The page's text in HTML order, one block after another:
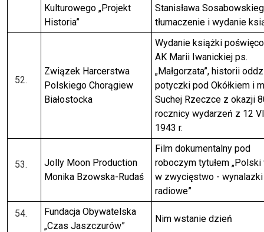
Kulturowego „Projekt
Historia”
Stanisława
tłumaczenie i wydanie
Związek Harcerstwa
Polskiego Chorągiew
Białostocka
Wydanie książki
AK Marii Iwanickiej ps.
„Małgorzata”, historii
potyczki pod Okółkiem i
Suchej Rzeczce z okazji
rocznicy wydarzeń z 12
1943 r.
Jolly Moon Production
Monika Bzowska-Rudaś
Film dokumentalny pod
roboczym tytułem „Polski
w zwycięstwo - wynalazki
radiowe”
Fundacja Obywatelska
„Czas Jaszczurów”
Nim wstanie dzień